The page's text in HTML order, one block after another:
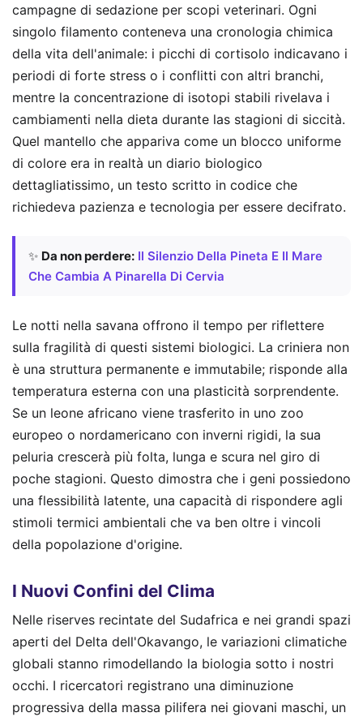
campagne di sedazione per scopi veterinari. Ogni
singolo filamento conteneva una cronologia chimica
della vita dell'animale: i picchi di cortisolo indicavano i
periodi di forte stress o i conflitti con altri branchi,
mentre la concentrazione di isotopi stabili rivelava i
cambiamenti nella dieta durante las stagioni di siccità.
Quel mantello che appariva come un blocco uniforme
di colore era in realtà un diario biologico
dettagliatissimo, un testo scritto in codice che
richiedeva pazienza e tecnologia per essere decifrato.
✨ Da non perdere: Il Silenzio Della Pineta E Il Mare
Che Cambia A Pinarella Di Cervia
Le notti nella savana offrono il tempo per riflettere
sulla fragilità di questi sistemi biologici. La criniera non
è una struttura permanente e immutabile; risponde alla
temperatura esterna con una plasticità sorprendente.
Se un leone africano viene trasferito in uno zoo
europeo o nordamericano con inverni rigidi, la sua
peluria crescerà più folta, lunga e scura nel giro di
poche stagioni. Questo dimostra che i geni possiedono
una flessibilità latente, una capacità di rispondere agli
stimoli termici ambientali che va ben oltre i vincoli
della popolazione d'origine.
I Nuovi Confini del Clima
Nelle riserves recintate del Sudafrica e nei grandi spazi
aperti del Delta dell'Okavango, le variazioni climatiche
globali stanno rimodellando la biologia sotto i nostri
occhi. I ricercatori registrano una diminuzione
progressiva della massa pilifera nei giovani maschi, un